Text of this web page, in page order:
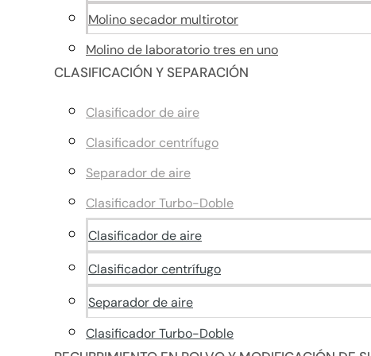
Molino secador multirotor
Molino de laboratorio tres en uno
CLASIFICACIÓN Y SEPARACIÓN
Clasificador de aire
Clasificador centrífugo
Separador de aire
Clasificador Turbo-Doble
Clasificador de aire
Clasificador centrífugo
Separador de aire
Clasificador Turbo-Doble